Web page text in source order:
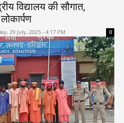
विद्यालय की सौगात,
29 July, 2025 - 4:17 PM 0